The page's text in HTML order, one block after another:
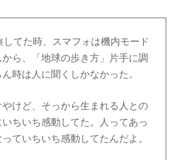
してた時、スマフォは機内モード
ら、「地球の歩き方」片手に調
時は人に聞くしかなかった。
けど、そっから生まれる人との
ちいち感動してた。人ってあっ
ていちいち感動してたんだよ。